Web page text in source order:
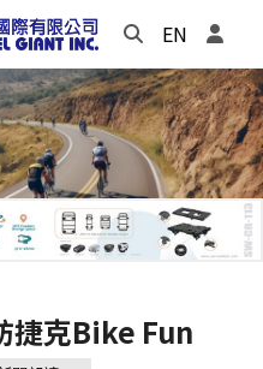
EN
捷克Bike Fun